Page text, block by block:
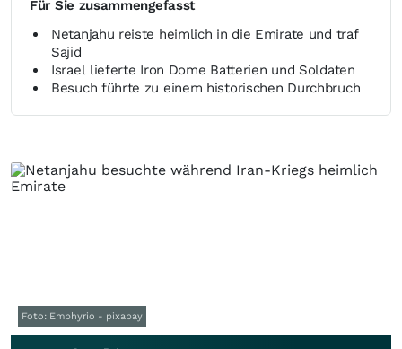
Für Sie zusammengefasst
Netanjahu reiste heimlich in die Emirate und traf
Sajid
Israel lieferte Iron Dome Batterien und Soldaten
Besuch führte zu einem historischen Durchbruch
Foto: Emphyrio - pixabay